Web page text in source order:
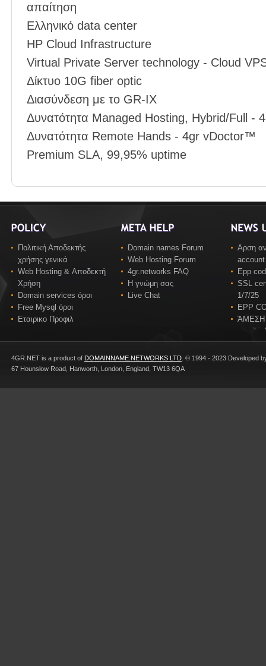
απαίτηση
Ελληνικό data center
HP Cloud Infrastructure
Virtual Private Server technology - Cloud
Δίκτυο 10G fiber optic
Διασύνδεση με το GR-IX
Δυνατότητα Managed Hosting, Hybrid/Full -
Δυνατότητα Remote Hands - 4gr vDoctor™
Premium SLA, 99,95% uptime
Πολιτική Αποδεκτής
χρήσης γενικά
Web Hosting & Αποδεκτή
Χρήση
Domain services όροι
Free Mysql όροι
Εταιρικο Προφιλ
Domain names Forum
Web Hosting Forum
4gr.networks FAQ
Η γνώμη σας
Live Chat
Αρση
Epp
SSL
1/7/25
EPP
ΆΜΕΣΗ
email
4GR.NET is a product of DOMAINNAME.NETWORKS LTD . © 1994 - 2023 Developed
67 Hounslow Road, Hanworth, London, England, TW13 6QA